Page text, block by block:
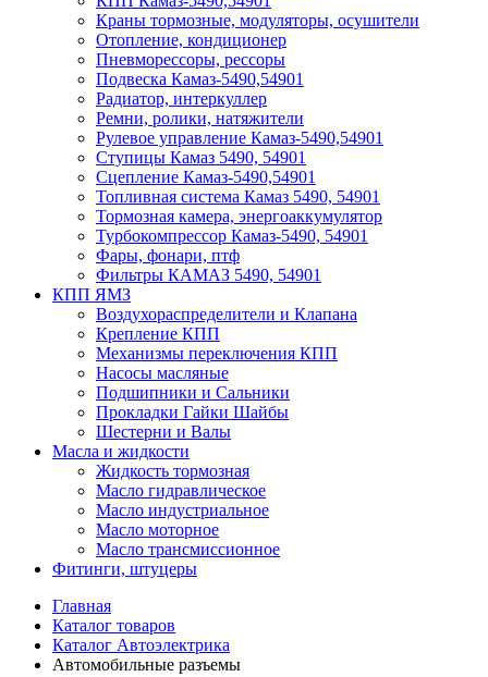
Краны тормозные, модуляторы, осушители
Отопление, кондиционер
Пневморессоры, рессоры
Подвеска Камаз-5490,54901
Радиатор, интеркуллер
Ремни, ролики, натяжители
Рулевое управление Камаз-5490,54901
Ступицы Камаз 5490, 54901
Сцепление Камаз-5490,54901
Топливная система Камаз 5490, 54901
Тормозная камера, энергоаккумулятор
Турбокомпрессор Камаз-5490, 54901
Фары, фонари, птф
Фильтры КАМАЗ 5490, 54901
КПП ЯМЗ
Воздухораспределители и Клапана
Крепление КПП
Механизмы переключения КПП
Насосы масляные
Подшипники и Сальники
Прокладки Гайки Шайбы
Шестерни и Валы
Масла и жидкости
Жидкость тормозная
Масло гидравлическое
Масло индустриальное
Масло моторное
Масло трансмиссионное
Фитинги, штуцеры
Главная
Каталог товаров
Каталог Автоэлектрика
Автомобильные разъемы